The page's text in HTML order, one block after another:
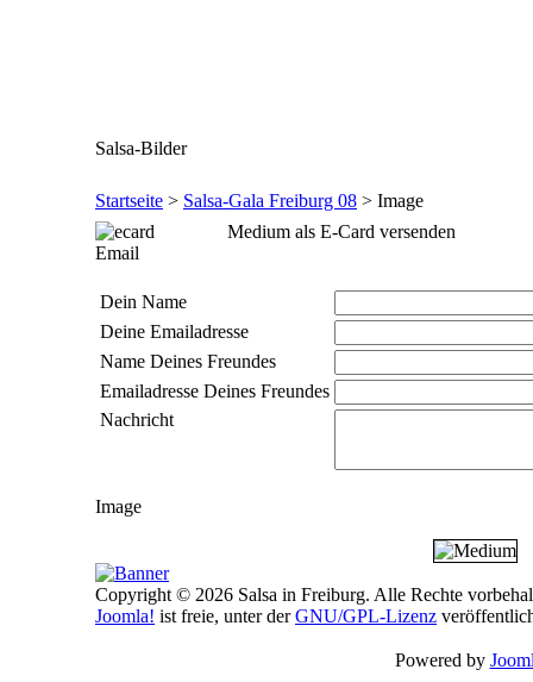
Salsa-Bilder
Startseite > Salsa-Gala Freiburg 08 > Image
Medium als E-Card versenden
Email
Dein Name
Deine Emailadresse
Name Deines Freundes
Emailadresse Deines Freundes
Nachricht
Image
Copyright © 2026 Salsa in Freiburg. Alle Rechte
Joomla! ist freie, unter derGNU/GPL-Lizenz
Powered by